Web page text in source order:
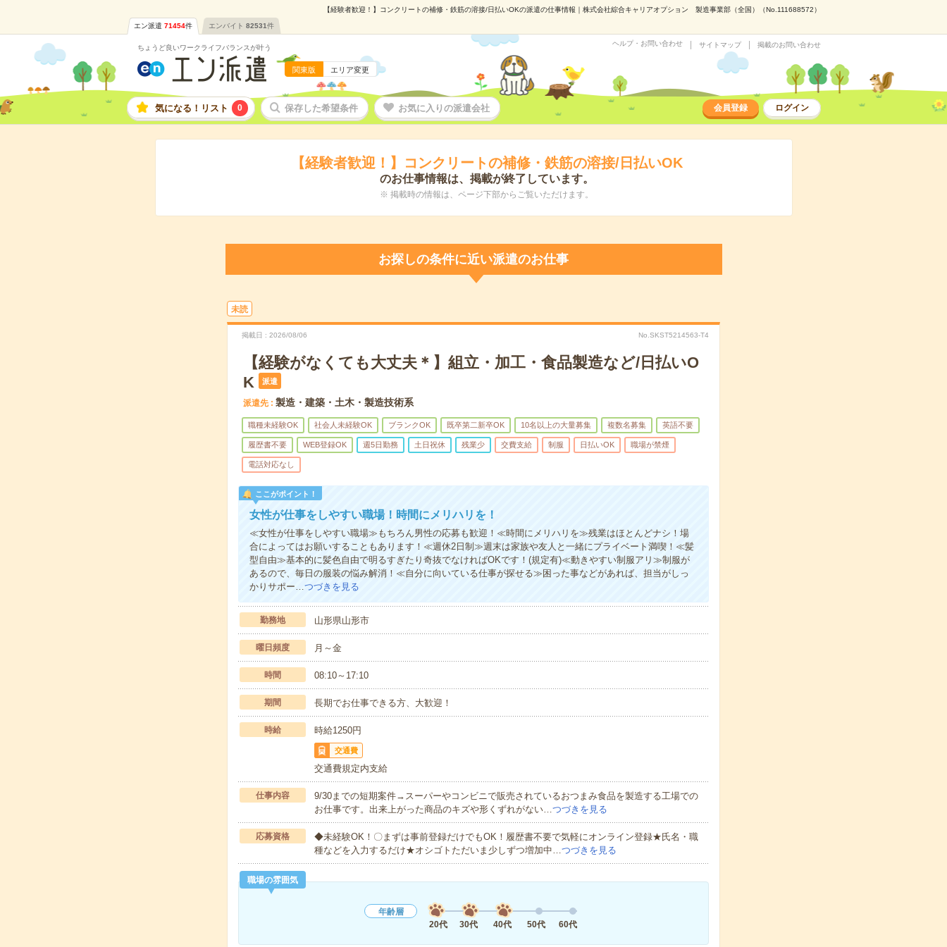
【経験者歓迎！】コンクリートの補修・鉄筋の溶接/日払いOKの派遣の仕事情報｜株式会社綜合キャリアオプション 製造事業部（全国）（No.111688572）
エン派遣 71454件 エンバイト 82531件
ちょうど良いワークライフバランスが叶う
関東版 エリア変更
ヘルプ・お問い合わせ サイトマップ 掲載のお問い合わせ
気になる！リスト 0 保存した希望条件 お気に入りの派遣会社 会員登録 ログイン
【経験者歓迎！】コンクリートの補修・鉄筋の溶接/日払いOK
のお仕事情報は、掲載が終了しています。
※ 掲載時の情報は、ページ下部からご覧いただけます。
お探しの条件に近い派遣のお仕事
未読
掲載日 2026/08/06 No.SKST5214563-T4
【経験がなくても大丈夫＊】組立・加工・食品製造など/日払いO
K
派遣
派遣先 製造・建築・土木・製造技術系
職種未経験OK 社会人未経験OK ブランクOK 既卒第二新卒OK 10名以上の大量募集 複数名募集 英語不要
履歴書不要 WEB登録OK 週5日勤務 土日祝休 残業少 交費支給 制服 日払いOK 職場が禁煙
電話対応なし
ここがポイント！
女性が仕事をしやすい職場！時間にメリハリを！
≪女性が仕事をしやすい職場≫もちろん男性の応募も歓迎！≪時間にメリハリを≫残業はほとんどナシ！場
合によってはお願いすることもあります！≪週休2日制≫週末は家族や友人と一緒にプライベート満喫！≪髪
型自由≫基本的に髪色自由で明るすぎたり奇抜でなければOKです！(規定有)≪動きやすい制服アリ≫制服が
あるので、毎日の服装の悩み解消！≪自分に向いている仕事が探せる≫困った事などがあれば、担当がしっ
かりサポー…つづきを見る
勤務地 山形県山形市
曜日頻度 月～金
時間 08:10～17:10
期間 長期でお仕事できる方、大歓迎！
時給 時給1250円
交通費
交通費規定内支給
仕事内容
9/30までの短期案件→スーパーやコンビニで販売されているおつまみ食品を製造する工場での
お仕事です。出来上がった商品のキズや形くずれがない…つづきを見る
応募資格
◆未経験OK！〇まずは事前登録だけでもOK！履歴書不要で気軽にオンライン登録★氏名・職
種などを入力するだけ★オシゴトただいま少しずつ増加中…つづきを見る
職場の雰囲気
年齢層
20代
30代 40代 50代 60代